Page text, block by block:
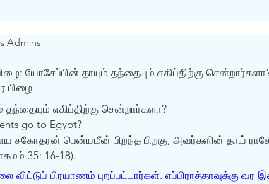
Uncategorized
யோசேப்பின் தாயும் தந்தையும் எகிப்திற்கு
Admins
பிழை
தந்தையும் எகிப்திற்கு சென்றார்களா?
go to Egypt?
சகோதரன் பென்யமீன் பிறந்த பிறகு, அவர்களின் தாய்
35: 16-18).
விட்டுப் பிரயாணம் புறப்பட்டார்கள். எப்பிராத்தாவுக்கு